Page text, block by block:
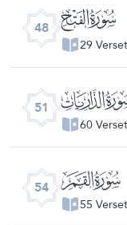
48 ﯝ
29 Verset
51
60 Verset
54 ﯣ
55 Verset